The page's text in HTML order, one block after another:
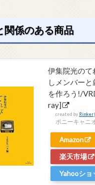
関係のある商品
伊集院光のて
しメンバー
を作ろう!/
ray]
created by Rinker
ポニーキャニ
Amazon
楽天市場
Yahooショ